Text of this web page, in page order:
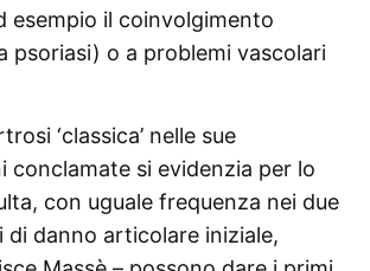
esempio il coinvolgimento
psoriasi) o a problemi vascolari
‘classica’ nelle sue
conclamate si evidenzia per lo
con uguale frequenza nei due
di danno articolare iniziale,